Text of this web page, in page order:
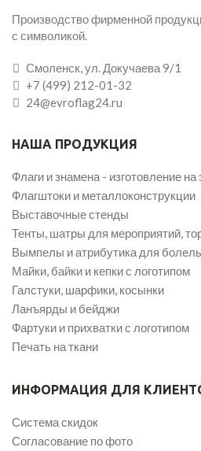
Производство фирменной
с символикой.
Смоленск, ул. Докучаева 9/1
+7 (499) 212-01-32
24@evroflag24.ru
НАША ПРОДУКЦИЯ
Флаги и знамена - изготовление на
Флагштоки и металлоконструкции
Выставочные стенды
Тенты, шатры для мероприятий,
Вымпелы и атрибутика для
Майки, байки и кепки с логотипом
Галстуки, шарфики, косынки
Ланъярды и бейджи
Фартуки и прихватки с логотипом
Печать на ткани
ИНФОРМАЦИЯ ДЛЯ
Система скидок
Согласование по фото